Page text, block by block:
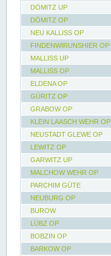
DÖMITZ UP
DÖMITZ OP
NEU KALLISS OP
FINDENWIRUNSHIER OP
MALLISS UP
MALLISS OP
ELDENA OP
GÜRITZ OP
GRABOW OP
KLEIN LAASCH WEHR OP
NEUSTADT GLEWE OP
LEWITZ OP
GARWITZ UP
MALCHOW WEHR OP
PARCHIM GÜTE
NEUBURG OP
BUROW
LÜBZ OP
BOBZIN OP
BARKOW OP